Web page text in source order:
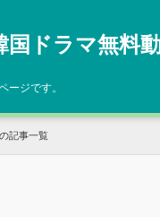
国ドラマ無料
ージです。
記事一覧